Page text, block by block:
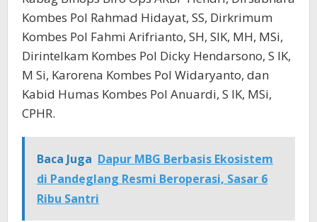
Kombes Pol Rahmad Hidayat, SS, Dirkrimum
Kombes Pol Fahmi Arifrianto, SH, SIK, MH, MSi,
Dirintelkam Kombes Pol Dicky Hendarsono, S IK,
M Si, Karorena Kombes Pol Widaryanto, dan
Kabid Humas Kombes Pol Anuardi, S IK, MSi,
CPHR.
Baca Juga Dapur MBG Berbasis Ekosistem
di Pandeglang Resmi Beroperasi, Sasar 6
Ribu Santri